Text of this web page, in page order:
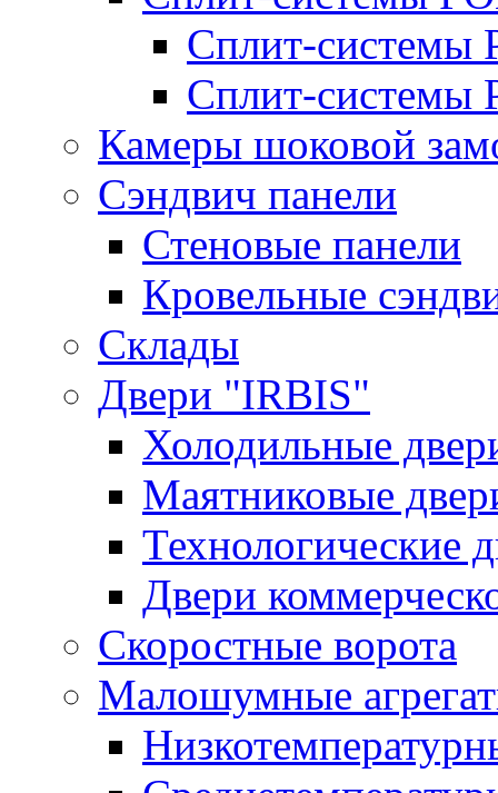
Сплит-системы
Сплит-системы
Камеры шоковой
Сэндвич панели
Стеновые панели
Кровельные
Склады
Двери "IRBIS"
Холодильные
Маятниковые
Технологические
Двери
Скоростные ворота
Малошумные